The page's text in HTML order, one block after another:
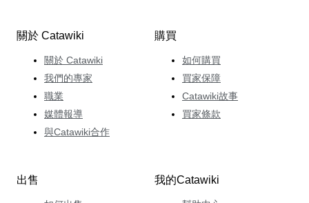
關於 Catawiki
關於 Catawiki
我們的專家
職業
媒體報導
與Catawiki合作
購買
如何購買
買家保障
Catawiki故事
買家條款
出售 我的Catawiki